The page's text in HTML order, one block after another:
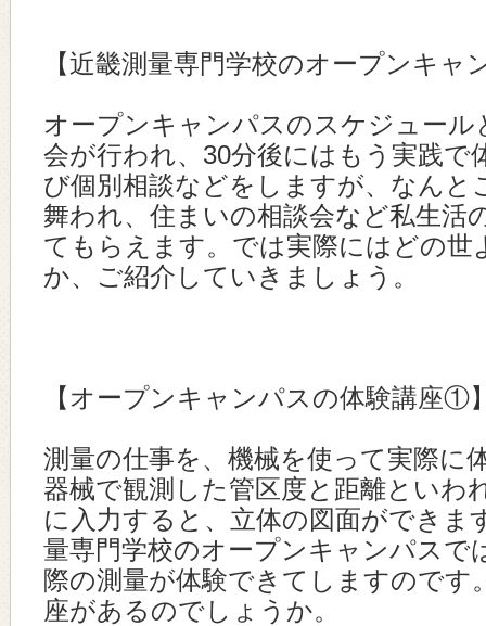
【近畿測量専門学校のオープンキャ
オープンキャンパスのスケジュール
会が行われ、30分後にはもう実践で
び個別相談などをしますが、なんと
舞われ、住まいの相談会など私生活
てもらえます。では実際にはどの世
か、ご紹介していきましょう。
【オープンキャンパスの体験講座①
測量の仕事を、機械を使って実際に
器械で観測した管区度と距離といわ
に入力すると、立体の図面ができま
量専門学校のオープンキャンパスで
際の測量が体験できてしますのです
座があるのでしょうか。